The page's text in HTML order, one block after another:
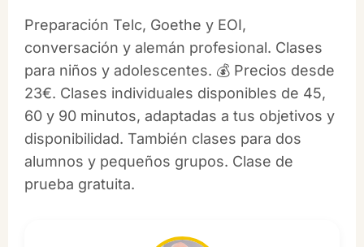
Preparación Telc, Goethe y EOI,
conversación y alemán profesional. Clases
para niños y adolescentes. 💰 Precios desde
23€. Clases individuales disponibles de 45,
60 y 90 minutos, adaptadas a tus objetivos y
disponibilidad. También clases para dos
alumnos y pequeños grupos. Clase de
prueba gratuita.